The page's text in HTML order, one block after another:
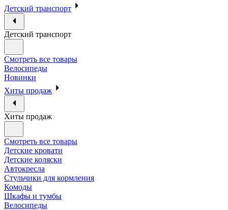
Детский транспорт
Детский транспорт
Смотреть все товары
Велосипеды
Новинки
Хиты продаж
Хиты продаж
Смотреть все товары
Детские кровати
Детские коляски
Автокресла
Стульчики для кормления
Комоды
Шкафы и тумбы
Велосипеды